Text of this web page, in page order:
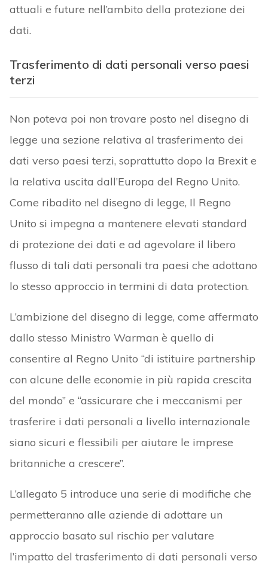
attuali e future nell’ambito della protezione dei
dati.
Trasferimento di dati personali verso paesi
terzi
Non poteva poi non trovare posto nel disegno di
legge una sezione relativa al trasferimento dei
dati verso paesi terzi, soprattutto dopo la Brexit e
la relativa uscita dall’Europa del Regno Unito.
Come ribadito nel disegno di legge, Il Regno
Unito si impegna a mantenere elevati standard
di protezione dei dati e ad agevolare il libero
flusso di tali dati personali tra paesi che adottano
lo stesso approccio in termini di data protection.
L’ambizione del disegno di legge, come affermato
dallo stesso Ministro Warman è quello di
consentire al Regno Unito “di istituire partnership
con alcune delle economie in più rapida crescita
del mondo” e “assicurare che i meccanismi per
trasferire i dati personali a livello internazionale
siano sicuri e flessibili per aiutare le imprese
britanniche a crescere”.
L’allegato 5 introduce una serie di modifiche che
permetteranno alle aziende di adottare un
approccio basato sul rischio per valutare
l’impatto del trasferimento di dati personali verso